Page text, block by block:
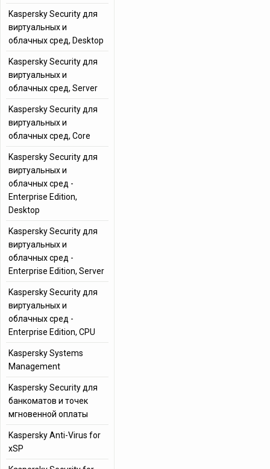
Kaspersky Security для
виртуальных и
облачных сред, Desktop
Kaspersky Security для
виртуальных и
облачных сред, Server
Kaspersky Security для
виртуальных и
облачных сред, Core
Kaspersky Security для
виртуальных и
облачных сред -
Enterprise Edition,
Desktop
Kaspersky Security для
виртуальных и
облачных сред -
Enterprise Edition, Server
Kaspersky Security для
виртуальных и
облачных сред -
Enterprise Edition, CPU
Kaspersky Systems
Management
Kaspersky Security для
банкоматов и точек
мгновенной оплаты
Kaspersky Anti-Virus for
xSP